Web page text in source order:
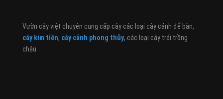
Vườn cây việt chuyên cung cấp cây các loại cây cảnh để bàn,
cây kim tiền, cây cảnh phong thủy, các loại cây trái trồng
chậu